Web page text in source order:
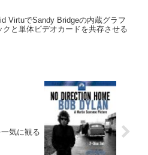
VirtuでSandy Bridgeの内蔵グラフ
クと単体ビデオカードを共存させる
気に観る